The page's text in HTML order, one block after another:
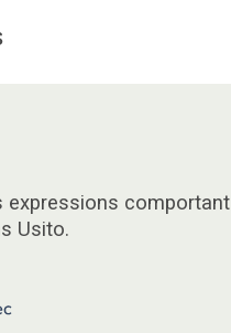
expressions comportant
Usito.